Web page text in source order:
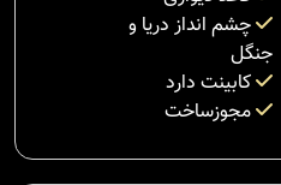
چشم انداز دریا و
جنگل
کابینت دارد
مجوزساخت